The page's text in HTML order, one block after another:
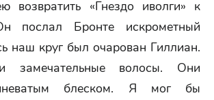
возвратить «Гнездо иволги» к
Бронте искрометный
наш круг был очарован Гиллиан.
волосы. Они
блеском. Я мог бы